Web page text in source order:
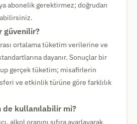
abonelik gerektirmez; doğrudan
güvenilir?
ortalama tüketim verilerine ve
dayanır. Sonuçlar bir
gerçek tüketim; misafirlerin
ve etkinlik türüne göre farklılık
kullanılabilir mi?
alkol oranını sıfıra ayarlayarak